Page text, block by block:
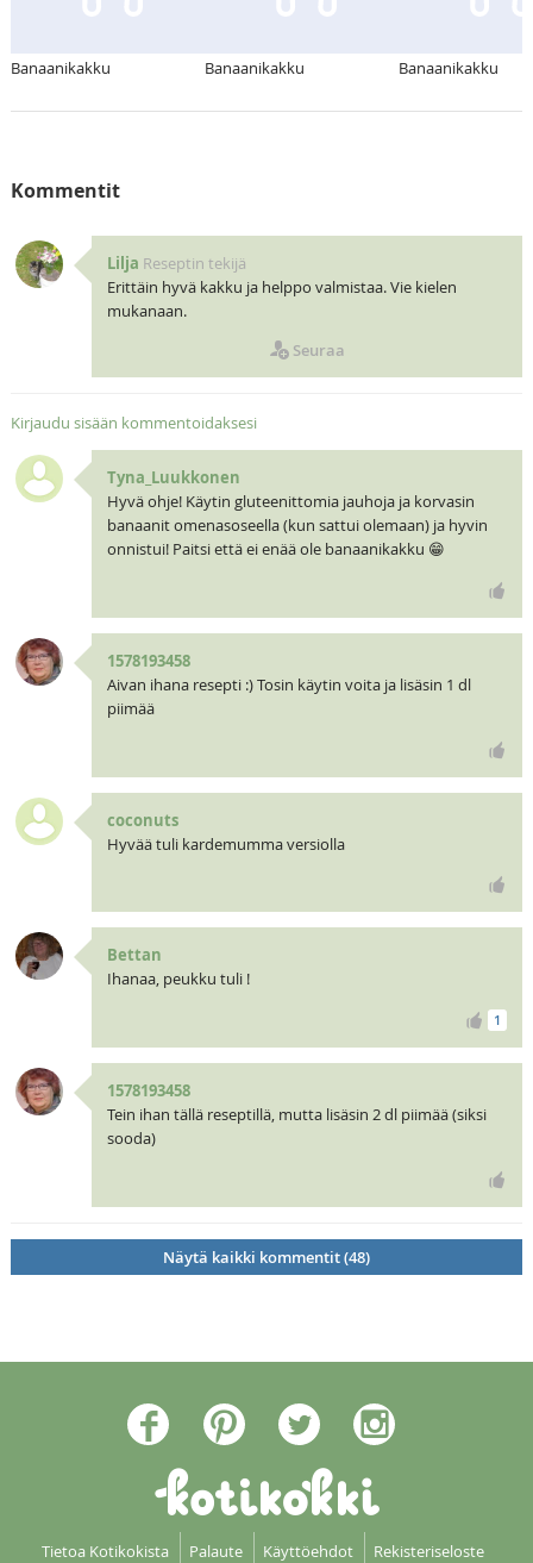
Banaanikakku Banaanikakku Banaanikakku
Kommentit
Lilja Reseptin tekijä
Erittäin hyvä kakku ja helppo valmistaa. Vie kielen
mukanaan.
Seuraa
Kirjaudu sisään kommentoidaksesi
Tyna_Luukkonen
Hyvä ohje! Käytin gluteenittomia jauhoja ja korvasin
banaanit omenasoseella (kun sattui olemaan) ja hyvin
onnistui! Paitsi että ei enää ole banaanikakku 😁
1578193458
Aivan ihana resepti :) Tosin käytin voita ja lisäsin 1 dl
piimää
coconuts
Hyvää tuli kardemumma versiolla
Bettan
Ihanaa, peukku tuli !
1
1578193458
Tein ihan tällä reseptillä, mutta lisäsin 2 dl piimää (siksi
sooda)
Näytä kaikki kommentit (48)
Tietoa Kotikokista Palaute Käyttöehdot Rekisteriseloste